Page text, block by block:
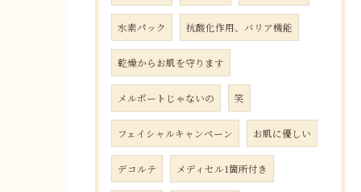
水素パック 抗酸化作用、バリア機能
乾燥からお肌を守ります
メルポートじゃないの 笑
フェイシャルキャンペーン お肌に優しい
デコルテ メディセル1箇所付き